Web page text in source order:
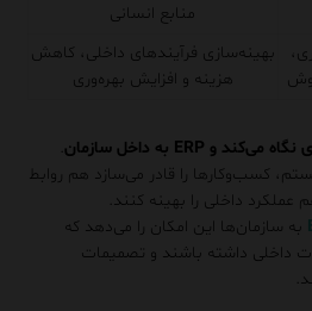
منابع انسانی
بهینه‌سازی فرآیندهای داخلی، کاهش
هزینه و افزایش بهره‌وری
کسب‌وکارها را قادر می‌سازد هم روابط
عملکرد داخلی را بهینه کنند.
به سازمان‌ها این امکان را می‌دهد که
داخلی داشته باشند و تصمیمات